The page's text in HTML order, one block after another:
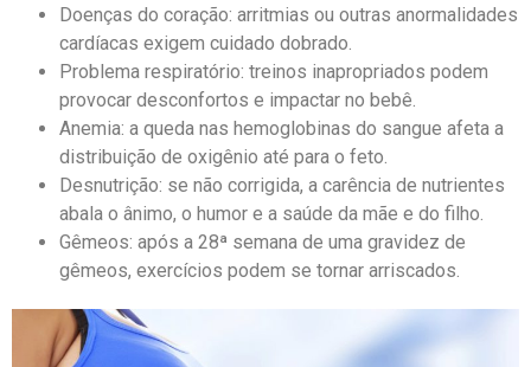
Doenças do coração: arritmias ou outras anormalidades
cardíacas exigem cuidado dobrado.
Problema respiratório: treinos inapropriados podem
provocar desconfortos e impactar no bebê.
Anemia: a queda nas hemoglobinas do sangue afeta a
distribuição de oxigênio até para o feto.
Desnutrição: se não corrigida, a carência de nutrientes
abala o ânimo, o humor e a saúde da mãe e do filho.
Gêmeos: após a 28ª semana de uma gravidez de
gêmeos, exercícios podem se tornar arriscados.